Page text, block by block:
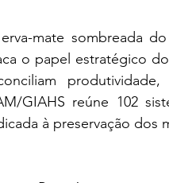
mate sombreada
o papel estratégico
GIAHS reúne 102
à preservação dos